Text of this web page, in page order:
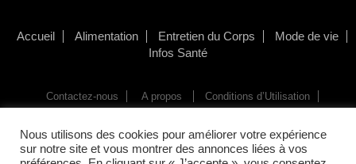
Accueil Alimentation Entretien du Corps
Mode de vie
Infos Santé
Contactez-nous A propos
Conditions d’Utilisation
© Horizonbienetre 2025
Nous utilisons des cookies pour améliorer votre expérience
sur notre site et vous montrer des annonces liées à vos